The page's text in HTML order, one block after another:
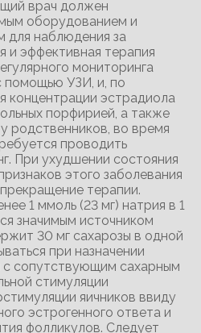
врач должен
оборудованием и
для наблюдения за
и эффективная терапия
мониторинга
помощью УЗИ, и, по
концентрации эстрадиола
порфирией, а также
родственников, во время
проводить
При ухудшении состояния
этого заболевания
терапии.
1 ммоль (23 мг) натрия в 1
значимым источником
30 мг сахарозы в одной
при назначении
с сопутствующим сахарным
стимуляции
яичников ввиду
эстрогенного ответа и
фолликулов. Следует